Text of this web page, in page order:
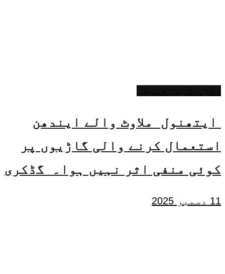
ایتھنول ملاوٹ والے ایندھن
استعمال کرنے والی گاڑیوں پر
کوئی منفی اثر نہیں ہوا۔ گڈکری
11 دسمبر 2025